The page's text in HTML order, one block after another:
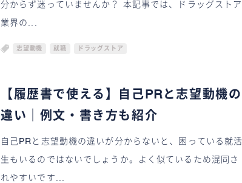
分からず迷っていませんか？ 本記事では、ドラッグストア
業界の...
志望動機 就職 ドラッグストア
【履歴書で使える】自己PRと志望動機の
違い｜例文・書き方も紹介
自己PRと志望動機の違いが分からないと、困っている就活
生もいるのではないでしょうか。よく似ているため混同さ
れやすいです...